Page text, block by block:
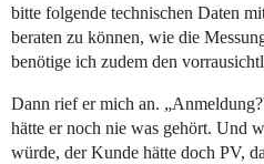
bitte folgende technischen Daten
beraten zu können, wie die
benötige ich zudem den
Dann rief er mich an.
hätte er noch nie was gehört. Und
würde, der Kunde hätte doch PV,